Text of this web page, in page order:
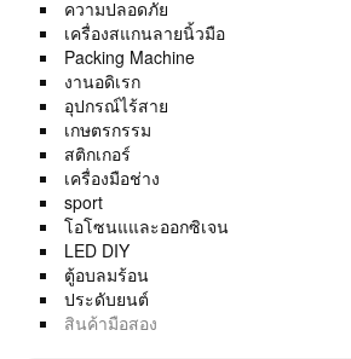
ความปลอดภัย
เครื่องสแกนลายนิ้วมือ
Packing Machine
งานอดิเรก
อุปกรณ์ไร้สาย
เกษตรกรรม
สติกเกอร์
เครื่องมือช่าง
sport
โอโซนแและออกซิเจน
LED DIY
ตู้อบลมร้อน
ประดับยนต์
สินค้ามือสอง